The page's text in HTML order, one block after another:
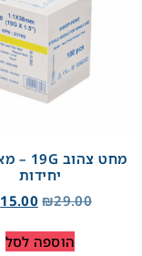
יחידות
₪29.00
15.00
הוספה לסל